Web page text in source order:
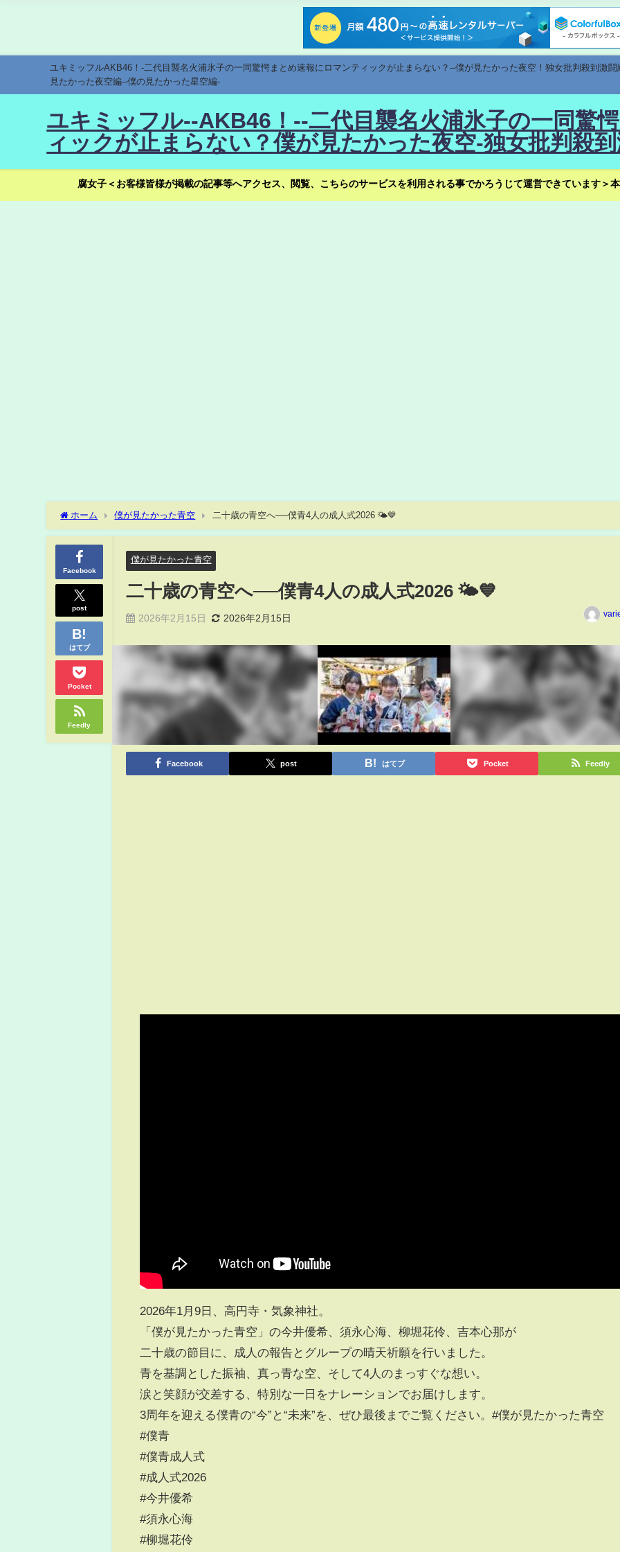
ユキミッフルAKB46！-二代目襲名火浦氷子の一同驚愕まとめ速報にロマンティックが止まらない？--僕が見たかった夜空！独女批判殺到激
見たかった夜空編--僕の見たかった星空編-
ユキミッフル--AKB46！--二代目襲名火浦氷子の一同驚
ィックが止まらない？僕が見たかった夜空-独女批判殺
腐女子＜お客様皆様が掲載の記事等へアクセス、閲覧、こちらのサービスを利用される事でかろうじて運営できています＞
ホーム 僕が見たかった青空 二十歳の青空へ──僕青4人の成人式2026 🌤️💙
Facebook
post
はてブ
Pocket
Feedly
僕が見たかった青空
二十歳の青空へ──僕青4人の成人式2026 🌤️💙
2026年2月15日 2026年2月15日
Facebook post はてブ Pocket Feedly
2026年1月9日、高円寺・気象神社。
「僕が見たかった青空」の今井優希、須永心海、柳堀花伶、吉本心那が
二十歳の節目に、成人の報告とグループの晴天祈願を行いました。
青を基調とした振袖、真っ青な空、そして4人のまっすぐな想い。
涙と笑顔が交差する、特別な一日をナレーションでお届けします。
3周年を迎える僕青の“今”と“未来”を、ぜひ最後までご覧ください。#僕が見たかった青空
#僕青
#僕青成人式
#成人式2026
#今井優希
#須永心海
#柳堀花伶